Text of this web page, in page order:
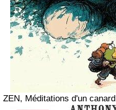
ZEN, Méditations d'un